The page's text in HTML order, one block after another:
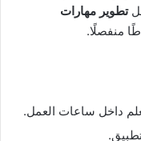
تطوير مهارات
منفصلًا.
داخل ساعات العمل.